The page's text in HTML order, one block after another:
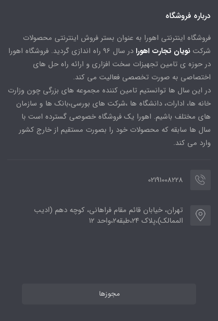
درباره فروشگاه
فروشگاه اینترنتی اهورا به عنوان بستر فروش اینترنتی محصولات
شرکت نویان تجارت اهورا
در سال 96 راه اندازی گردید. فروشگاه اهورا
در حوزه ی تامین تجهیزات سخت افزاری و ارائه راه حل های
اختصاصی به صورت تخصصی فعالیت می کند.
در این سال ها توانستیم تامین کننده مجموعه های بزرگی چون وزارت
خانه ها، ادارات، دانشگاه ها ،شرکت های بورسی،بانک ها و سازمان
های مختلف باشیم. اهورا یک فروشگاه خصوصی گسترده است با
سال ها سابقه که محصولات خود را بصورت مستقیم از خارج کشور
وارد می کند.
02191008228
تهران، خیابان قائم مقام فراهانی، کوچه دهم (ادیب
الممالک)،پلاک ۲۴،طبقه۲،واحد ۱۲
مجوزها